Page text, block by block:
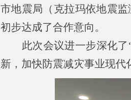
市地震局（克拉玛依地震
初步达成了合作意向。
此次会议进一步深化
新，加快防震减灾事业现代